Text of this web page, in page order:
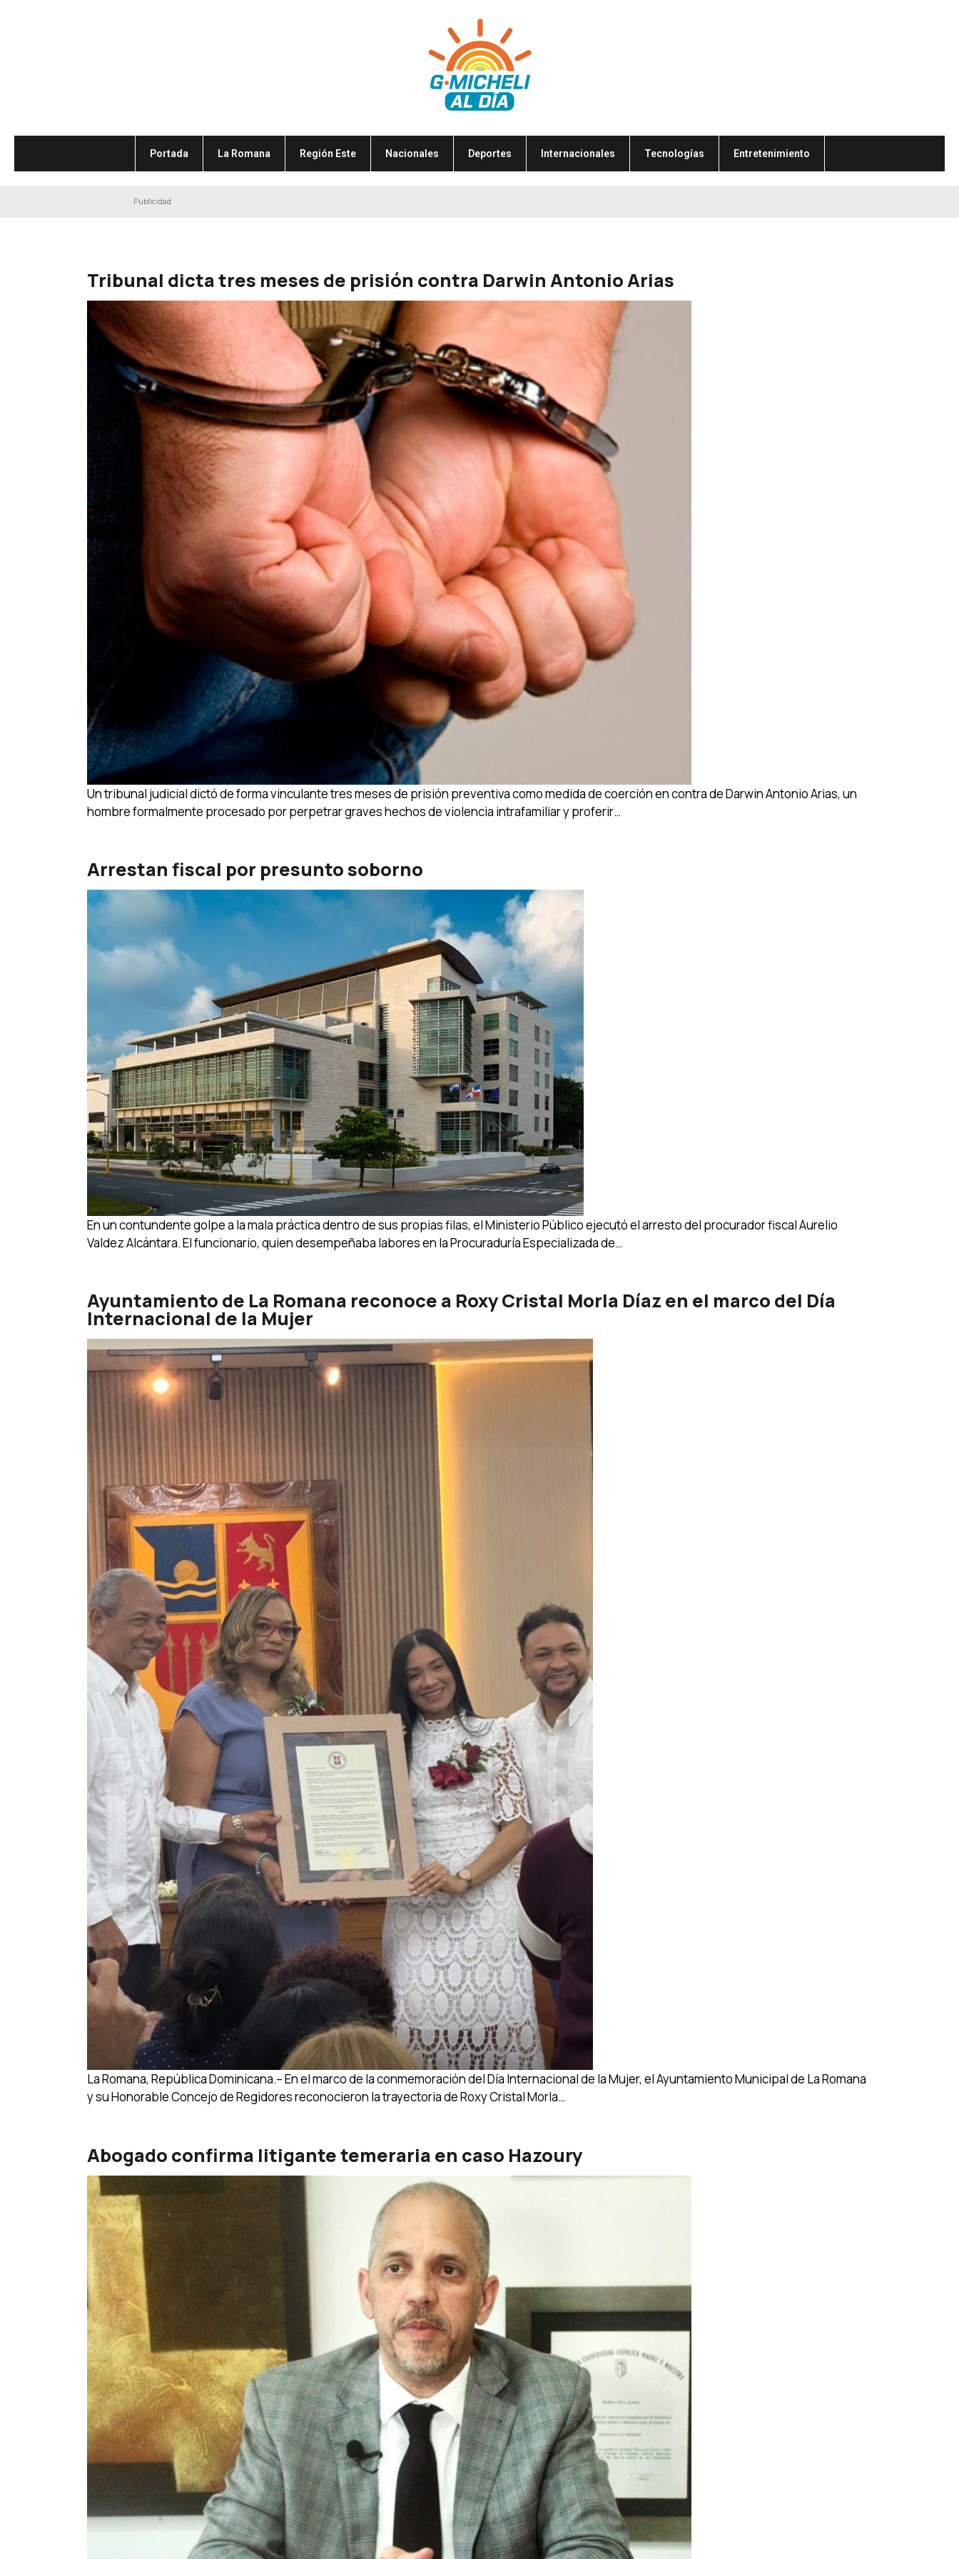
Portada La Romana Región Este Nacionales Deportes Internacionales Tecnologías Entretenimiento
Publicidad
Tribunal dicta tres meses de prisión contra Darwin Antonio Arias
Un tribunal judicial dictó de forma vinculante tres meses de prisión preventiva como medida de coerción en contra de Darwin Antonio Arias, un
hombre formalmente procesado por perpetrar graves hechos de violencia intrafamiliar y proferir…
Arrestan fiscal por presunto soborno
En un contundente golpe a la mala práctica dentro de sus propias filas, el Ministerio Público ejecutó el arresto del procurador fiscal Aurelio
Valdez Alcántara. El funcionario, quien desempeñaba labores en la Procuraduría Especializada de…
Ayuntamiento de La Romana reconoce a Roxy Cristal Morla Díaz en el marco del Día
Internacional de la Mujer
La Romana, República Dominicana.– En el marco de la conmemoración del Día Internacional de la Mujer, el Ayuntamiento Municipal de La Romana
y su Honorable Concejo de Regidores reconocieron la trayectoria de Roxy Cristal Morla…
Abogado confirma litigante temeraria en caso Hazoury